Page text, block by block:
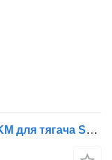
Двигатель Scania DT1201 124,470 KM для тягача Scania